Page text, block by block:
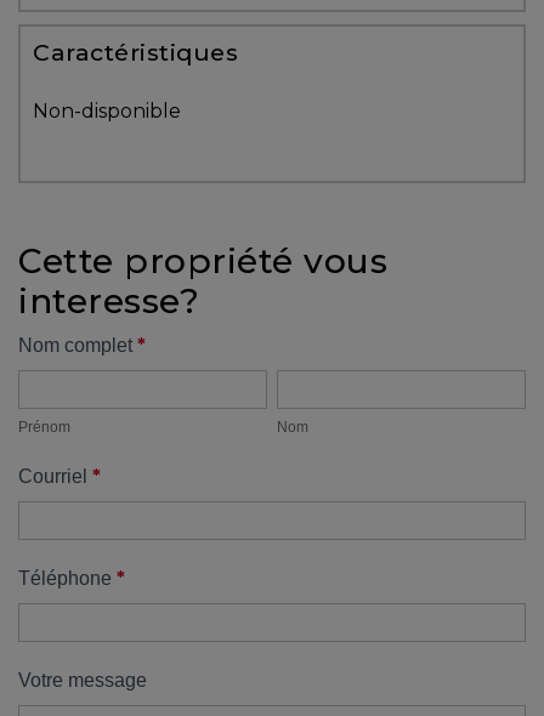
un
courtier
vous
protégé!
outils
pour
financement
propriétaire
UNE
DÉCISION
!
de
démarrage
:
Caractéristiques
Non-disponible
Cette propriété vous
interesse?
Formulaire
Nom complet *
Prénom Nom
Courriel *
Téléphone *
Votre message